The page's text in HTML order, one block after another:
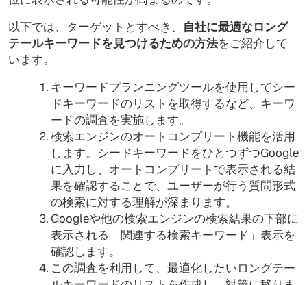
以下では、ターゲットとすべき、 自社に最適なロング
テールキーワードを見つけるための方法をご紹介して
います。
キーワードプランニングツールを使用してシー
ドキーワードのリストを取得するなど、キーワ
ードの調査を実施します。
検索エンジンのオートコンプリート機能を活用
します。シードキーワードをひとつずつGoogle
に入力し、オートコンプリートで表示される結
果を確認することで、ユーザーが行う質問形式
の検索に対する理解が深まります。
Googleや他の検索エンジンの検索結果の下部に
表示される「関連する検索キーワード」表示を
確認します。
この調査を利用して、最適化したいロングテー